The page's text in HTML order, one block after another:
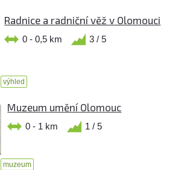
Radnice a radniční věž v Olomouci
0 - 0,5 km 3 / 5
výhled
Muzeum umění Olomouc
0 - 1 km 1 / 5
muzeum